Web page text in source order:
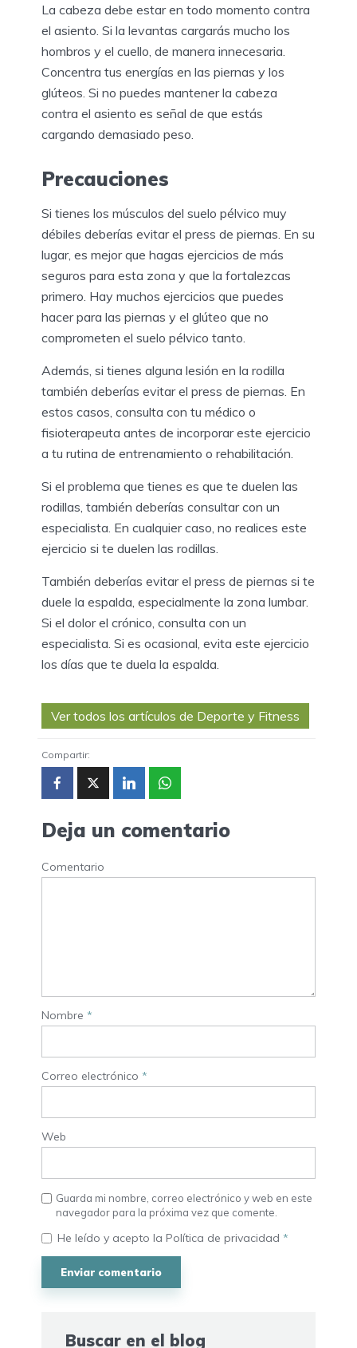
La cabeza debe estar en todo momento contra
el asiento. Si la levantas cargarás mucho los
hombros y el cuello, de manera innecesaria.
Concentra tus energías en las piernas y los
glúteos. Si no puedes mantener la cabeza
contra el asiento es señal de que estás
cargando demasiado peso.
Precauciones
Si tienes los músculos del suelo pélvico muy
débiles deberías evitar el press de piernas. En su
lugar, es mejor que hagas ejercicios de más
seguros para esta zona y que la fortalezcas
primero. Hay muchos ejercicios que puedes
hacer para las piernas y el glúteo que no
comprometen el suelo pélvico tanto.
Además, si tienes alguna lesión en la rodilla
también deberías evitar el press de piernas. En
estos casos, consulta con tu médico o
fisioterapeuta antes de incorporar este ejercicio
a tu rutina de entrenamiento o rehabilitación.
Si el problema que tienes es que te duelen las
rodillas, también deberías consultar con un
especialista. En cualquier caso, no realices este
ejercicio si te duelen las rodillas.
También deberías evitar el press de piernas si te
duele la espalda, especialmente la zona lumbar.
Si el dolor el crónico, consulta con un
especialista. Si es ocasional, evita este ejercicio
los días que te duela la espalda.
Ver todos los artículos de Deporte y Fitness
Compartir:
Deja un comentario
Comentario
Nombre *
Correo electrónico *
Web
Guarda mi nombre, correo electrónico y web en este
navegador para la próxima vez que comente.
He leído y acepto la Política de privacidad *
Buscar en el blog